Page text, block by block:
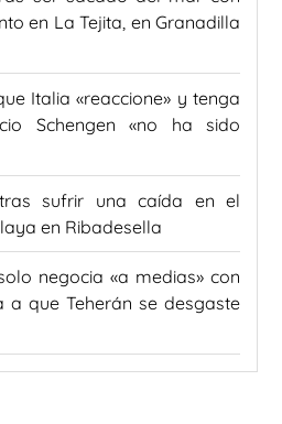
en La Tejita, en Granadilla
Italia «reaccione» y tenga
Schengen «no ha sido
sufrir una caída en el
en Ribadesella
negocia «a medias» con
a que Teherán se desgaste